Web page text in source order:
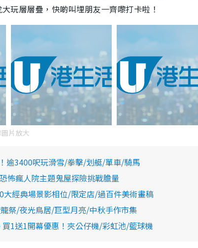
玩層層疊，快啲叫埋朋友一齊嚟打卡啦！
片放大
逾3400呎玩滑雪/拳擊/划艇/單車/騎馬
怖瘋人院主題鬼屋探險挑戰膽量
大經典場景影相位/限定店/過百件美術畫稿
祭/夜光鳥居/巨型月亮/中秋手作市集
1送1開幕優惠！夾公仔機/彩虹池/籃球機